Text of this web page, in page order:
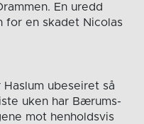
En uredd
for en skadet Nicolas
ubeseiret så
uken har Bærums-
mot henholdsvis